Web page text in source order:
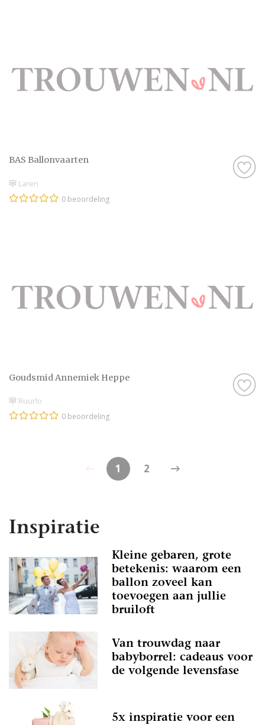
BAS Ballonvaarten
Laren
0 beoordeling
Goudsmid Annemiek Heppe
Ruurlo
0 beoordeling
1 2
Inspiratie
Kleine gebaren, grote
betekenis: waarom een
ballon zoveel kan
toevoegen aan jullie
bruiloft
Van trouwdag naar
babyborrel: cadeaus voor
de volgende levensfase
5x inspiratie voor een